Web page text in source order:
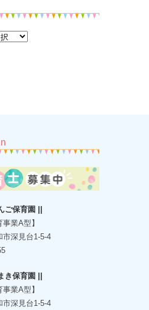
ご保育園 ||
業A型】
市深見台1-5-4
き保育園 ||
業A型】
市深見台1-5-4